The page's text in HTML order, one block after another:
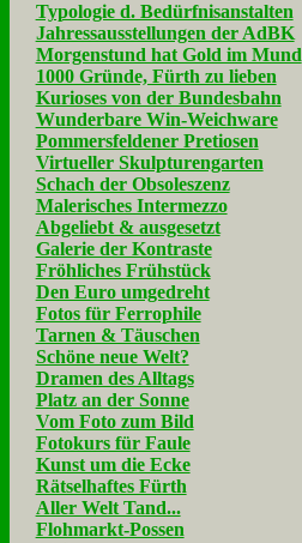
Typologie d. Bedürfnisanstalten
Jahressausstellungen der AdBK
Morgenstund hat Gold im Mund
1000 Gründe, Fürth zu lieben
Kurioses von der Bundesbahn
Wunderbare Win-Weichware
Pommersfeldener Pretiosen
Virtueller Skulpturengarten
Schach der Obsoleszenz
Malerisches Intermezzo
Abgeliebt & ausgesetzt
Galerie der Kontraste
Fröhliches Frühstück
Den Euro umgedreht
Fotos für Ferrophile
Tarnen & Täuschen
Schöne neue Welt?
Dramen des Alltags
Platz an der Sonne
Vom Foto zum Bild
Fotokurs für Faule
Kunst um die Ecke
Rätselhaftes Fürth
Aller Welt Tand...
Flohmarkt-Possen